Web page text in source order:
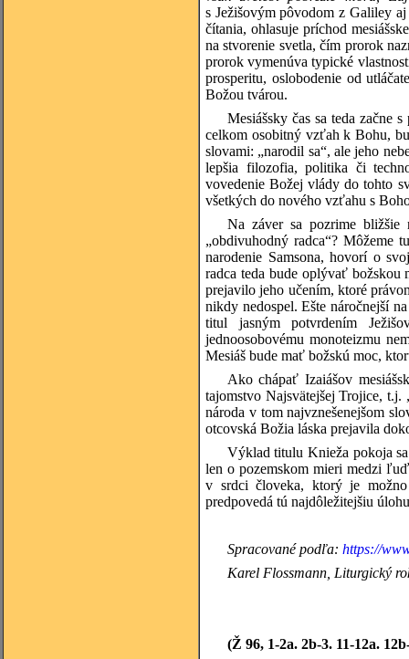
s Ježišovým pôvodom z Galiley
čítania, ohlasuje príchod
na stvorenie svetla, čím prorok
prorok vymenúva typické
prosperitu, oslobodenie od
Božou tvárou.
Mesiášsky čas sa teda začne
celkom osobitný vzťah k Bohu,
slovami: „narodil sa“, ale jeho
lepšia filozofia, politika či
vovedenie Božej vlády do tohto
všetkých do nového vzťahu s
Na záver sa pozrime bližšie
„obdivuhodný radca“? Môžeme
narodenie Samsona, hovorí o
radca teda bude oplývať
prejavilo jeho učením, ktoré
nikdy nedospel. Ešte náročnejší
titul jasným potvrdením
jednoosobovému monoteizmu
Mesiáš bude mať božskú moc,
Ako chápať Izaiášov
tajomstvo Najsvätejšej Trojice, t.j.
národa v tom najvznešenejšom
otcovská Božia láska prejavila
Výklad titulu Knieža pokoja
len o pozemskom mieri medzi
v srdci človeka, ktorý je možno
predpovedá tú najdôležitejšiu
Spracované podľa: https://
KarelFlossmann, Liturgický
(Ž 96, 1-2a. 2b-3. 11-12a.